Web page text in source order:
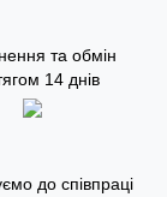
та обмін
14 днів
до співпраці